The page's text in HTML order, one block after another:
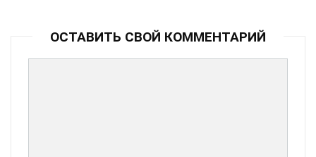
ОСТАВИТЬ СВОЙ КОММЕНТАРИЙ